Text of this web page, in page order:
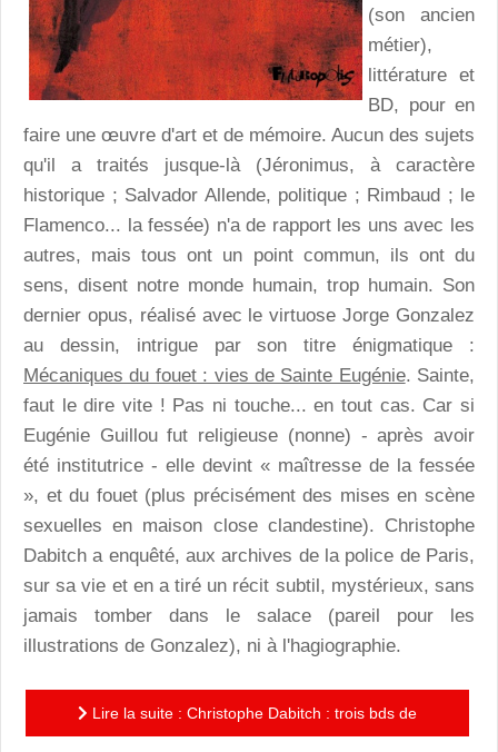
(son ancien
métier),
littérature et
BD, pour en
faire une œuvre d'art et de mémoire. Aucun des sujets
qu'il a traités jusque-là (Jéronimus, à caractère
historique ; Salvador Allende, politique ; Rimbaud ; le
Flamenco... la fessée) n'a de rapport les uns avec les
autres, mais tous ont un point commun, ils ont du
sens, disent notre monde humain, trop humain. Son
dernier opus, réalisé avec le virtuose Jorge Gonzalez
au dessin, intrigue par son titre énigmatique :
Mécaniques du fouet : vies de Sainte Eugénie. Sainte,
faut le dire vite ! Pas ni touche... en tout cas. Car si
Eugénie Guillou fut religieuse (nonne) - après avoir
été institutrice - elle devint « maîtresse de la fessée
», et du fouet (plus précisément des mises en scène
sexuelles en maison close clandestine). Christophe
Dabitch a enquêté, aux archives de la police de Paris,
sur sa vie et en a tiré un récit subtil, mystérieux, sans
jamais tomber dans le salace (pareil pour les
illustrations de Gonzalez), ni à l'hagiographie.
Lire la suite : Christophe Dabitch : trois bds de